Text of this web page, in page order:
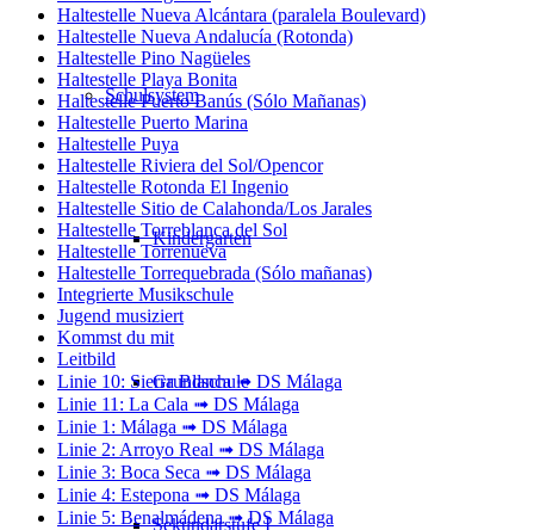
Schulsystem
Kindergarten
Grundschule
Sekundarstufe I
Haltestelle Nueva Alcántara (paralela Boulevard)
Haltestelle Nueva Andalucía (Rotonda)
Haltestelle Pino Nagüeles
Haltestelle Playa Bonita
Haltestelle Puerto Banús (Sólo Mañanas)
Haltestelle Puerto Marina
Haltestelle Puya
Haltestelle Riviera del Sol/Opencor
Haltestelle Rotonda El Ingenio
Haltestelle Sitio de Calahonda/Los Jarales
Haltestelle Torreblanca del Sol
Haltestelle Torrenueva
Haltestelle Torrequebrada (Sólo mañanas)
Integrierte Musikschule
Jugend musiziert
Kommst du mit
Leitbild
Linie 10: Sierra Blanca ➟ DS Málaga
Linie 11: La Cala ➟ DS Málaga
Linie 1: Málaga ➟ DS Málaga
Linie 2: Arroyo Real ➟ DS Málaga
Linie 3: Boca Seca ➟ DS Málaga
Linie 4: Estepona ➟ DS Málaga
Linie 5: Benalmádena ➟ DS Málaga